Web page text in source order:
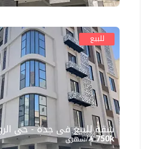
للبيع
750k /شهري
شقة للبيع في جدة - حي